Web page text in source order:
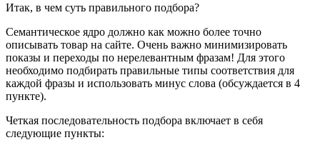
Итак, в чем суть правильного подбора?
Семантическое ядро должно как можно более точно
описывать товар на сайте. Очень важно минимизировать
показы и переходы по нерелевантным фразам! Для этого
необходимо подбирать правильные типы соответствия для
каждой фразы и использовать минус слова (обсуждается в 4
пункте).
Четкая последовательность подбора включает в себя
следующие пункты: